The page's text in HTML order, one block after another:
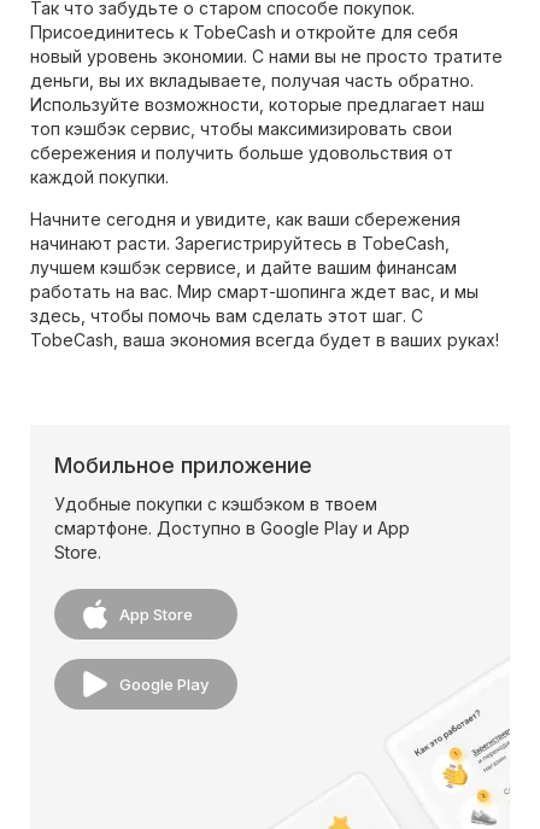
Так что забудьте о старом способе покупок.
Присоединитесь к TobeCash и откройте для себя
новый уровень экономии. С нами вы не просто тратите
деньги, вы их вкладываете, получая часть обратно.
Используйте возможности, которые предлагает наш
топ кэшбэк сервис, чтобы максимизировать свои
сбережения и получить больше удовольствия от
каждой покупки.
Начните сегодня и увидите, как ваши сбережения
начинают расти. Зарегистрируйтесь в TobeCash,
лучшем кэшбэк сервисе, и дайте вашим финансам
работать на вас. Мир смарт-шопинга ждет вас, и мы
здесь, чтобы помочь вам сделать этот шаг. С
TobeCash, ваша экономия всегда будет в ваших руках!
Мобильное приложение
Удобные покупки с кэшбэком в твоем
смартфоне. Доступно в Google Play и App
Store.
App Store
Google Play